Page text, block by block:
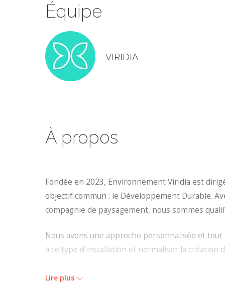
Équipe
VIRIDIA
À propos
Fondée en 2023, Environnement Viridia est
objectif commun : le Développement Durable.
compagnie de paysagement, nous sommes
Nous avons une approche personnalisée et
à ce type d'installation et normaliser la
Promoteurs immobiliers, compagnies de
Lire plus